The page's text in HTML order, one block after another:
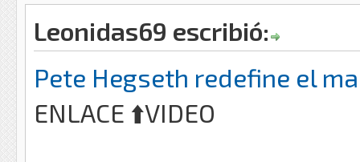
Leonidas69 escribió:
Pete Hegseth redefine el
ENLACE ⬆️VIDEO